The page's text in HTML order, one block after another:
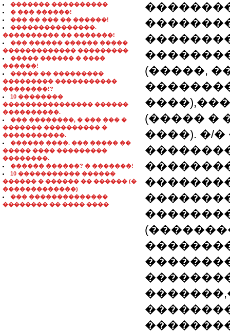
������� ����������
� ��� ������!
��� �� ��� �� ������!
���������������.
���������� �� �������!
��� ������ ������ �����
������������� ���������
����� ������ � ����
������!
����� �� ���������
��������� �����������
��������!?
10 ��������
���������������� ������
����������.
��� ��������, � ��� ��� �
������� ���������� �
�����������.
������ ����. ��� ����� ��
����� ���� ���������
��������.
������ ������? � �������!
10 ����������� ������
������ � ������ �� ������ (�
�������������)
��� ��������������
�������� �� ���� ����
��������
(�����,
(����� �
����). �/�
��������
��������